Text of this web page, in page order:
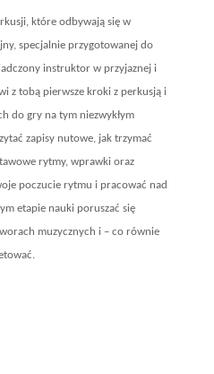
które odbywają się w
specjalnie przygotowanej do
instruktor w przyjaznej i
z tobą pierwsze kroki z perkusją i
do gry na tym niezwykłym
zapisy nutowe, jak trzymać
rytmy, wprawki oraz
poczucie rytmu i pracować nad
etapie nauki poruszać się
muzycznych i – co równie